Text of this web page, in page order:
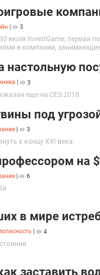
3
июля InvestGame, первая
в компании,
настольную
3
еще на CES 2018.
под
| 3
к концу XXI века.
на
6
в мире
4
заставить